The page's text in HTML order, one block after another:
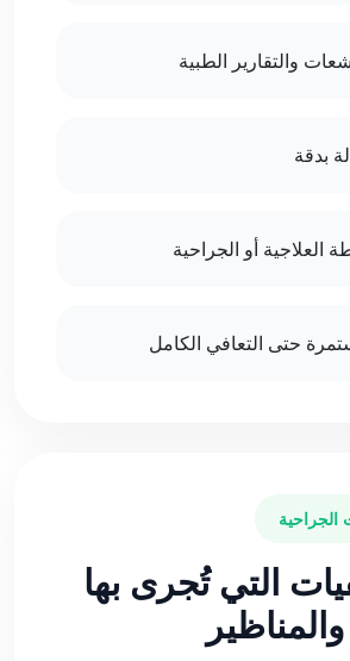
والتقارير الطبية
بدقة
العلاجية أو الجراحية
حتى التعافي الكامل
التي تُجرى بها